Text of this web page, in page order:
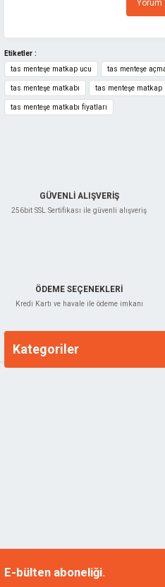
Ürün açıklamasında eksik bilgiler
Ürün fiyatı diğer sitelerden daha
Bu ürüne benzer farklı
Yorum
Etiketler :
tas menteşe matkap ucu
tas menteşe
tas menteşe matkabı tas menteşe matkap
tas menteşe matkabı fiyatları
GÜVENLİ ALIŞVERİŞ
256bit SSL Sertifikası ile güvenli alışveriş
ÖDEME SEÇENEKLERİ
Kredi Kartı ve havale ile ödeme imkanı
Kategoriler
Markalar
E-bülten aboneliği.